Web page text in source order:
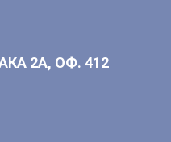
2А, ОФ. 412